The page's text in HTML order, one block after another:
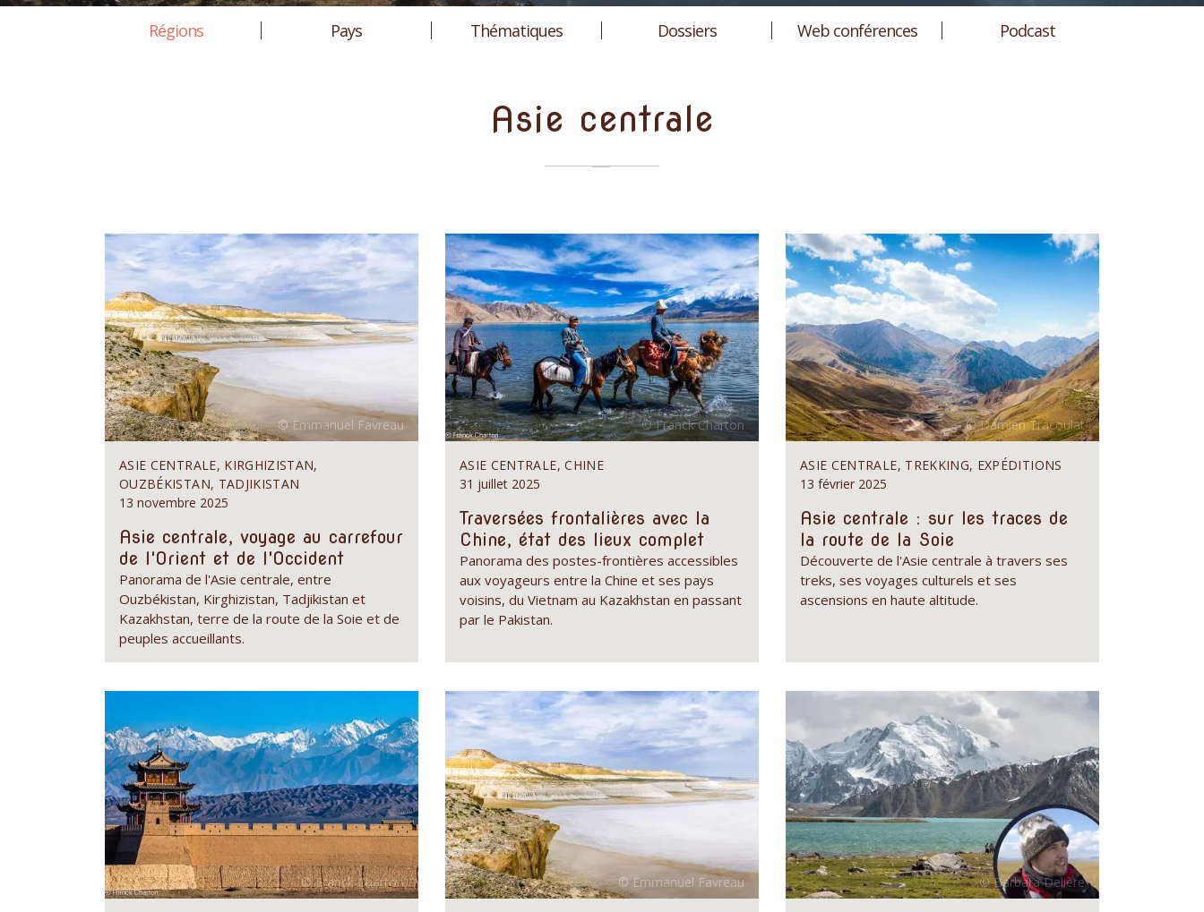
Régions Pays Thématiques Dossiers Web conférences Podcast
Asie centrale
ASIE CENTRALE, KIRGHIZISTAN,
OUZBÉKISTAN, TADJIKISTAN
13 novembre 2025
Asie centrale, voyage au carrefour
de l'Orient et de l'Occident
Panorama de l'Asie centrale, entre
Ouzbékistan, Kirghizistan, Tadjikistan et
Kazakhstan, terre de la route de la Soie et de
peuples accueillants.
ASIE CENTRALE, CHINE
31 juillet 2025
Traversées frontalières avec la
Chine, état des lieux complet
Panorama des postes-frontières accessibles
aux voyageurs entre la Chine et ses pays
voisins, du Vietnam au Kazakhstan en passant
par le Pakistan.
ASIE CENTRALE, TREKKING, EXPÉDITIONS
13 février 2025
Asie centrale : sur les traces de
la route de la Soie
Découverte de l'Asie centrale à travers ses
treks, ses voyages culturels et ses
ascensions en haute altitude.